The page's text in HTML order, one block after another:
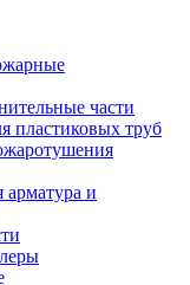
части
пластиковых труб
арматура и